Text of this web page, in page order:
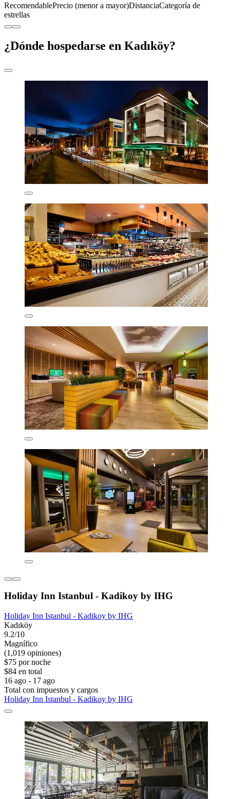
RecomendablePrecio (menor a mayor)DistanciaCategoría de
estrellas
¿Dónde hospedarse en Kadıköy?
Holiday Inn Istanbul - Kadikoy by IHG
Holiday Inn Istanbul - Kadikoy by IHG
Kadıköy
9.2/10
Magnífico
(1,019 opiniones)
$75 por noche
$84 en total
16 ago - 17 ago
Total con impuestos y cargos
Holiday Inn Istanbul - Kadikoy by IHG